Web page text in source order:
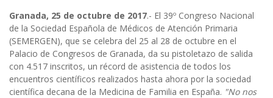
Granada, 25 de octubre de 2017.- El 39º Congreso Nacional
de la Sociedad Española de Médicos de Atención Primaria
(SEMERGEN), que se celebra del 25 al 28 de octubre en el
Palacio de Congresos de Granada, da su pistoletazo de salida
con 4.517 inscritos, un récord de asistencia de todos los
encuentros científicos realizados hasta ahora por la sociedad
científica decana de la Medicina de Familia en España. "No nos